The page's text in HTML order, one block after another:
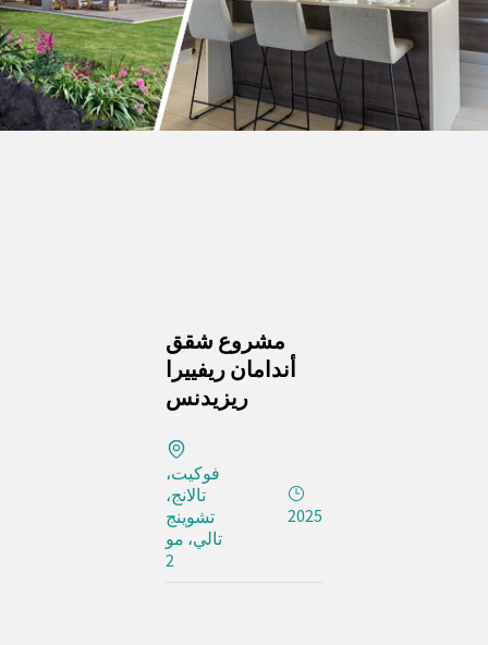
مشروع شقق
أندامان ريفييرا
ريزيدنس
فوكيت،
تالانج،
تشوينج
تالي، مو
2
2025